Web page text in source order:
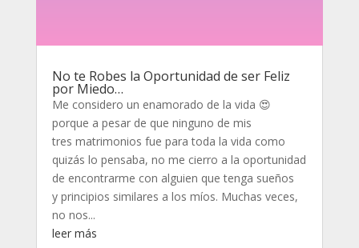
No te Robes la Oportunidad de ser Feliz
por Miedo…
Me considero un enamorado de la vida 😍
porque a pesar de que ninguno de mis
tres matrimonios fue para toda la vida como
quizás lo pensaba, no me cierro a la oportunidad
de encontrarme con alguien que tenga sueños
y principios similares a los míos. Muchas veces,
no nos...
leer más